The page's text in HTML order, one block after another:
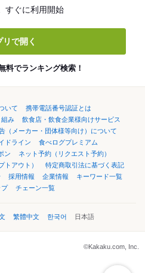
すぐに利用開始
リで開く
料でランキング検索！
いて
携帯電話番号認証とは
み
飲食店・飲食企業様向けサービス
（メーカー・団体様等向け）について
ドライン
食べログプレミアム
ン
ネット予約（リクエスト予約）
トアウト）
特定商取引法に基づく表記
採用情報 企業情報
キーワード一覧
チェーン一覧
繁體中文 한국어 日本語
©Kakaku.com, Inc.